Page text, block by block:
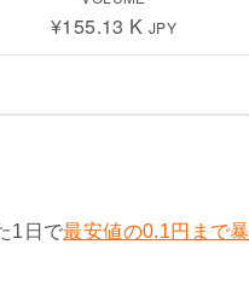
¥155.13 KJPY
1日で最安値の0.1円まで暴